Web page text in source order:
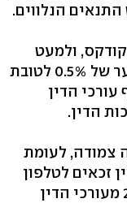
הנלווים.
ולמעט
הזכאות לקרן השתלמות שביטאה פער של 0.5% לטובת
הדין
הדין.
צמודה, לעומת
מעורכי הדין זכאים לטלפון
נייד, לעומת 36% מעורכות הדין. 22% מעורכי הדין